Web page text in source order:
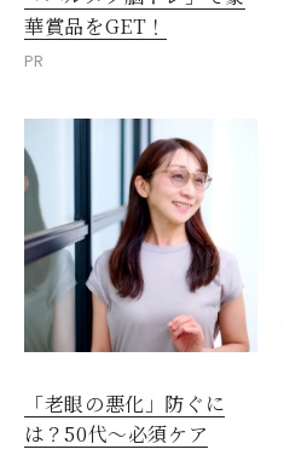
華賞品をGET！
PR
「老眼の悪化」防ぐに
は？50代～必須ケア